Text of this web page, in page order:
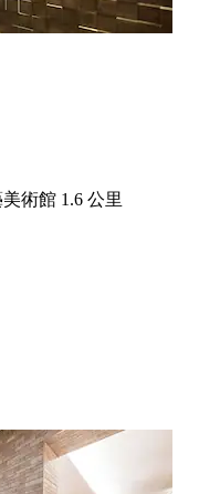
術館 1.6 公里